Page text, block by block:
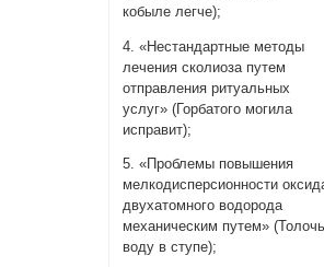
кобыле легче);
4. «Нестандартные методы
лечения сколиоза путем
отправления ритуальных
услуг» (Горбатого могила
исправит);
5. «Проблемы повышения
мелкодисперсионности
двухатомного водорода
механическим путем»
воду в ступе);